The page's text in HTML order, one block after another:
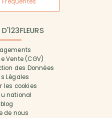
Vente (CGV)
des Données
Légales
les cookies
national
de nous